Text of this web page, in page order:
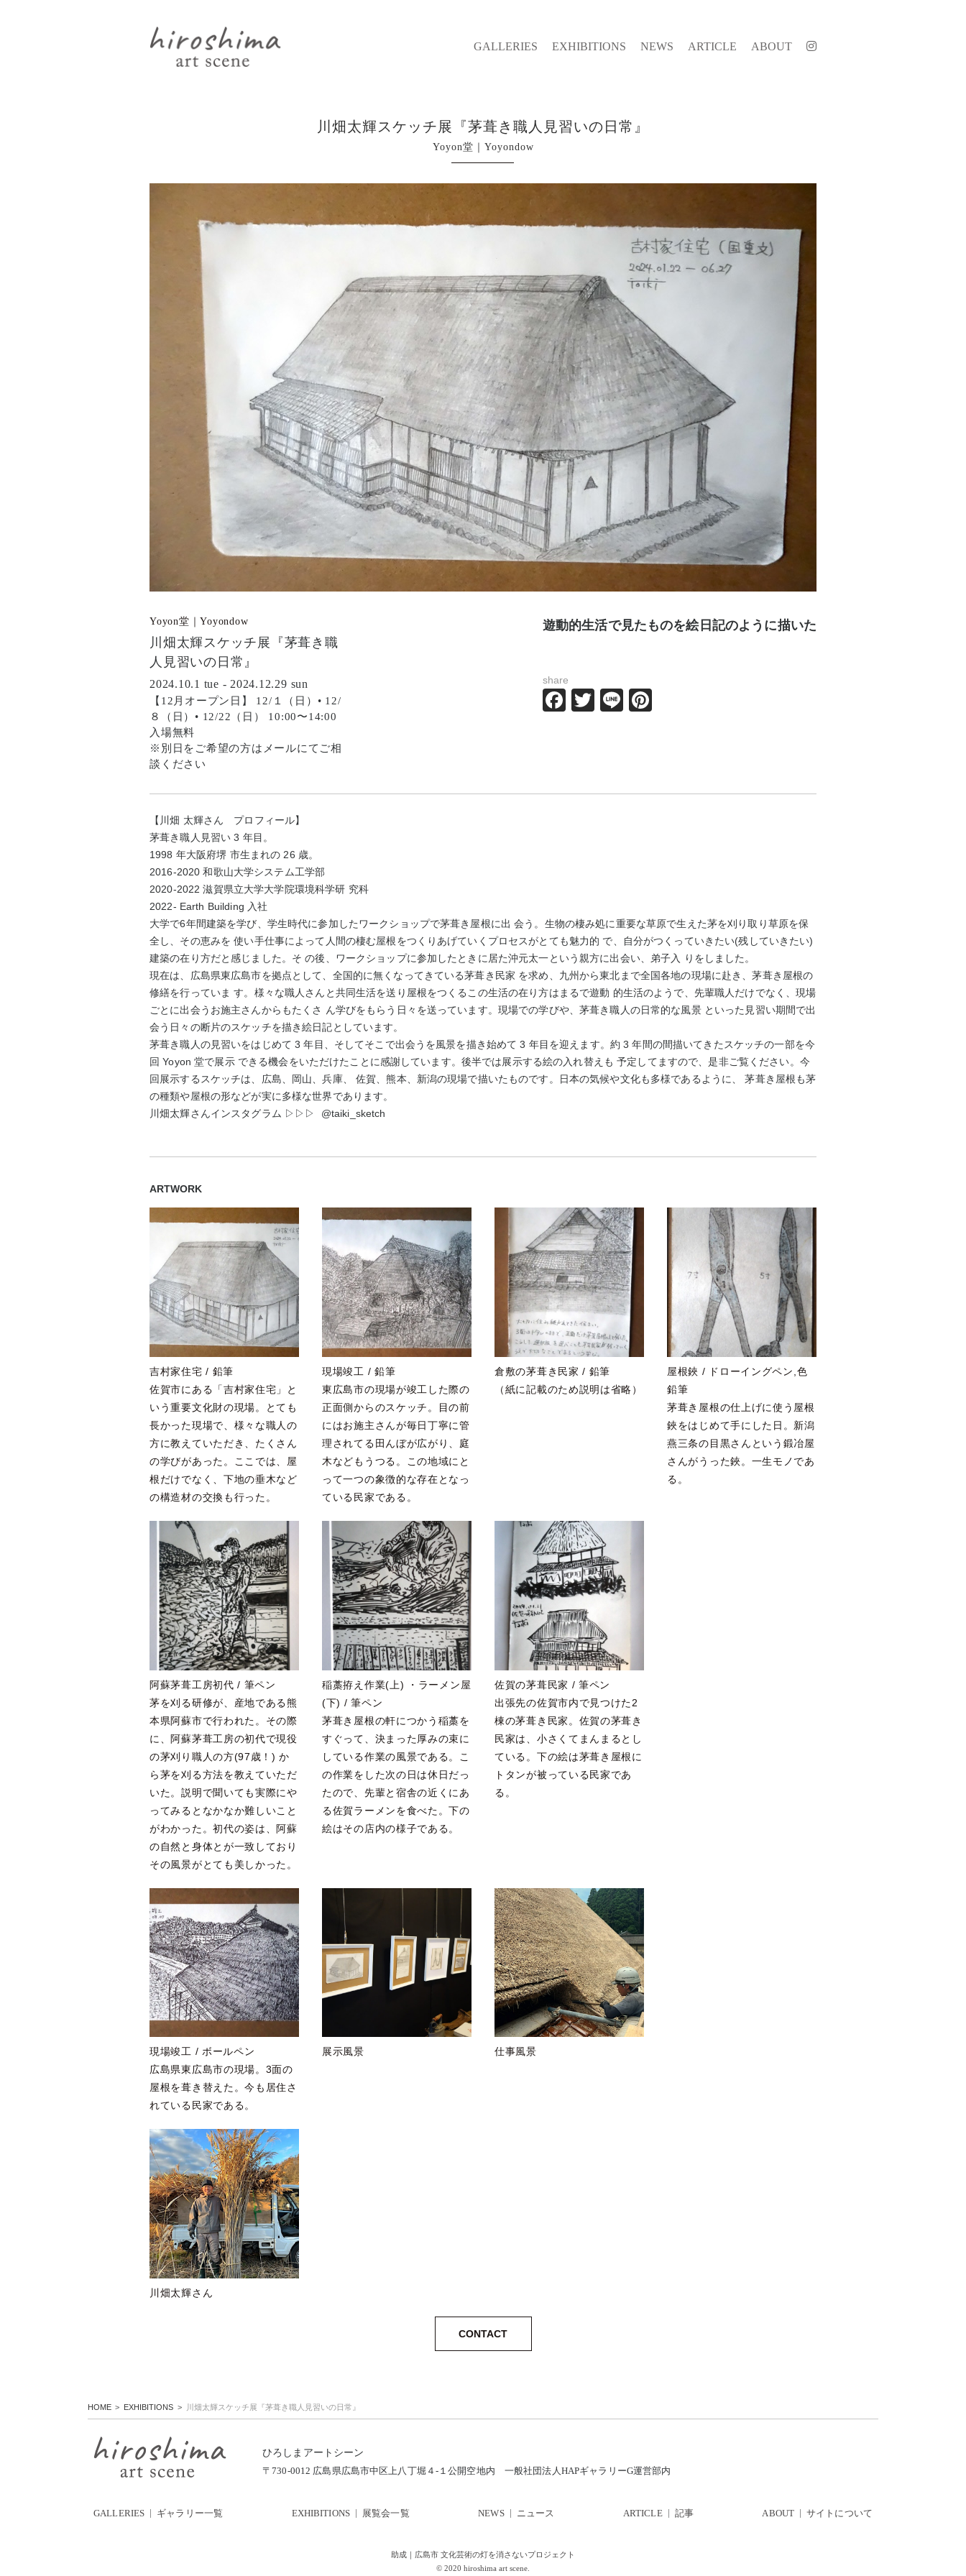
GALLERIES EXHIBITIONS NEWS ARTICLE ABOUT
川畑太輝スケッチ展『茅葺き職人見習いの日常』
Yoyon堂｜Yoyondow
Yoyon堂｜Yoyondow
川畑太輝スケッチ展『茅葺き職
人見習いの日常』
2024.10.1 tue - 2024.12.29 sun
【12月オープン日】 12/１（日）• 12/
８（日）• 12/22（日） 10:00〜14:00
入場無料
※別日をご希望の方はメールにてご相
談ください
遊動的生活で見たものを絵日記のように描いた
share
Facebook
Twitter
Line
【川畑 太輝さん プロフィール】
茅葺き職人見習い 3 年目。
1998 年大阪府堺 市生まれの 26 歳。
2016-2020 和歌山大学システム工学部
2020-2022 滋賀県立大学大学院環境科学研 究科
2022- Earth Building 入社
大学で6年間建築を学び、学生時代に参加したワークショップで茅葺き屋根に出 会う。生物の棲み処に重要な草原で生えた茅を刈り取り草原を保
全し、その恵みを 使い手仕事によって人間の棲む屋根をつくりあげていくプロセスがとても魅力的 で、自分がつくっていきたい(残していきたい)
建築の在り方だと感じました。そ の後、ワークショップに参加したときに居た沖元太一という親方に出会い、弟子入 りをしました。
現在は、広島県東広島市を拠点として、全国的に無くなってきている茅葺き民家 を求め、九州から東北まで全国各地の現場に赴き、茅葺き屋根の
修繕を行っていま す。様々な職人さんと共同生活を送り屋根をつくるこの生活の在り方はまるで遊動 的生活のようで、先輩職人だけでなく、現場
ごとに出会うお施主さんからもたくさ ん学びをもらう日々を送っています。現場での学びや、茅葺き職人の日常的な風景 といった見習い期間で出
会う日々の断片のスケッチを描き絵日記としています。
茅葺き職人の見習いをはじめて 3 年目、そしてそこで出会うを風景を描き始めて 3 年目を迎えます。約 3 年間の間描いてきたスケッチの一部を今
回 Yoyon 堂で展示 できる機会をいただけたことに感謝しています。後半では展示する絵の入れ替えも 予定してますので、是非ご覧ください。今
回展示するスケッチは、広島、岡山、兵庫、 佐賀、熊本、新潟の現場で描いたものです。日本の気候や文化も多様であるように、 茅葺き屋根も茅
の種類や屋根の形などが実に多様な世界であります。
川畑太輝さんインスタグラム ▷▷▷ @taiki_sketch
ARTWORK
吉村家住宅 / 鉛筆
佐賀市にある「吉村家住宅」と
いう重要文化財の現場。とても
長かった現場で、様々な職人の
方に教えていただき、たくさん
の学びがあった。ここでは、屋
根だけでなく、下地の垂木など
の構造材の交換も行った。
現場竣工 / 鉛筆
東広島市の現場が竣工した際の
正面側からのスケッチ。目の前
にはお施主さんが毎日丁寧に管
理されてる田んぼが広がり、庭
木などもうつる。この地域にと
って一つの象徴的な存在となっ
ている民家である。
倉敷の茅葺き民家 / 鉛筆
（紙に記載のため説明は省略）
屋根鋏 / ドローイングペン,色
鉛筆
茅葺き屋根の仕上げに使う屋根
鋏をはじめて手にした日。新潟
燕三条の目黒さんという鍛冶屋
さんがうった鋏。一生モノであ
る。
阿蘇茅葺工房初代 / 筆ペン
茅を刈る研修が、産地である熊
本県阿蘇市で行われた。その際
に、阿蘇茅葺工房の初代で現役
の茅刈り職人の方(97歳！) か
ら茅を刈る方法を教えていただ
いた。説明で聞いても実際にや
ってみるとなかなか難しいこと
がわかった。初代の姿は、阿蘇
の自然と身体とが一致しており
その風景がとても美しかった。
稲藁拵え作業(上) ・ラーメン屋
(下) / 筆ペン
茅葺き屋根の軒につかう稲藁を
すぐって、決まった厚みの束に
している作業の風景である。こ
の作業をした次の日は休日だっ
たので、先輩と宿舎の近くにあ
る佐賀ラーメンを食べた。下の
絵はその店内の様子である。
佐賀の茅葺民家 / 筆ペン
出張先の佐賀市内で見つけた2
棟の茅葺き民家。佐賀の茅葺き
民家は、小さくてまんまるとし
ている。下の絵は茅葺き屋根に
トタンが被っている民家であ
る。
現場竣工 / ボールペン
広島県東広島市の現場。3面の
屋根を葺き替えた。今も居住さ
れている民家である。
展示風景 仕事風景
川畑太輝さん
CONTACT
HOME EXHIBITIONS 川畑太輝スケッチ展『茅葺き職人見習いの日常』
ひろしまアートシーン
〒730-0012 広島県広島市中区上八丁堀４-１公開空地内 一般社団法人HAPギャラリーG運営部内
GALLERIES ギャラリー一覧 EXHIBITIONS 展覧会一覧 NEWS ニュース ARTICLE 記事 ABOUT サイトについて
助成｜広島市 文化芸術の灯を消さないプロジェクト
© 2020 hiroshima art scene.